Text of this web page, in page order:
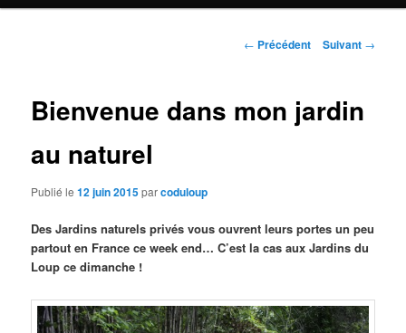
Navigation
← Précédent Suivant →
Bienvenue dans mon jardin
au naturel
Publié le12 juin 2015parcoduloup
Des Jardins naturels privés vous ouvrent leurs portes un peu
partout en France ce week end… C’est la cas aux Jardins du
Loup ce dimanche !